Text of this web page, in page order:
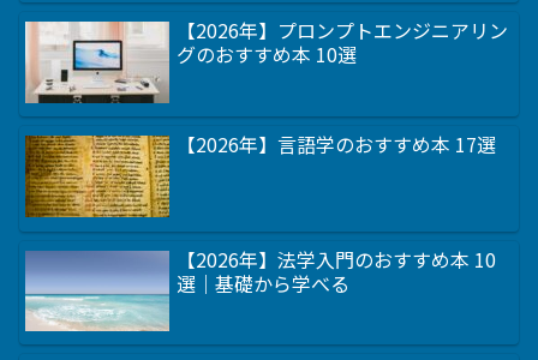
【2026年】プロンプトエンジニアリン
グのおすすめ本 10選
【2026年】言語学のおすすめ本 17選
【2026年】法学入門のおすすめ本 10
選｜基礎から学べる